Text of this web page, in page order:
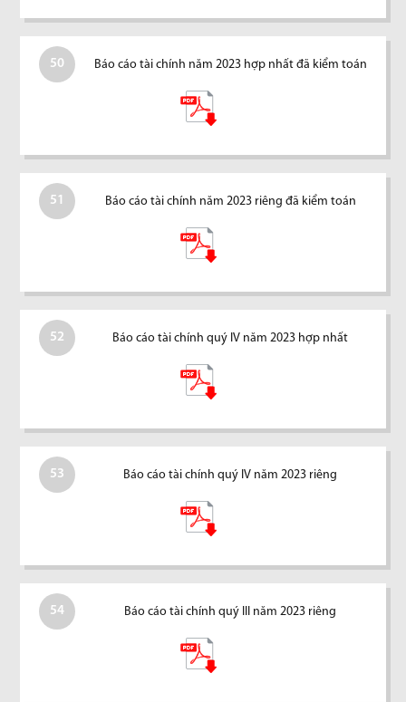
50 Báo cáo tài chính năm 2023 hợp nhất đã kiểm toán
51 Báo cáo tài chính năm 2023 riêng đã kiểm toán
52 Báo cáo tài chính quý IV năm 2023 hợp nhất
53 Báo cáo tài chính quý IV năm 2023 riêng
54 Báo cáo tài chính quý III năm 2023 riêng